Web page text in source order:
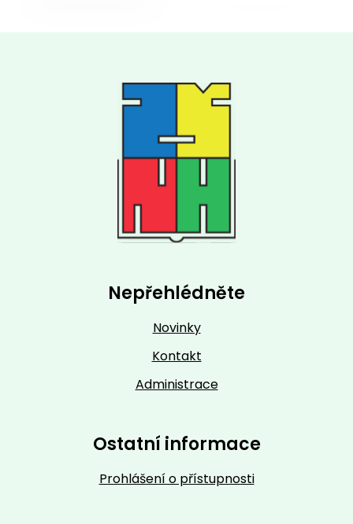
Nepřehlédněte
Novinky
Kontakt
Administrace
Ostatní informace
Prohlášení o přístupnosti